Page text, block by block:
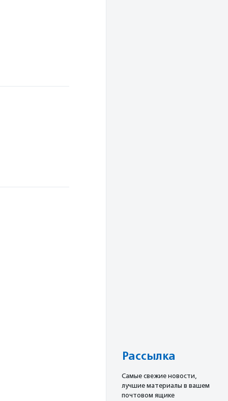
Рассылка
Cамые свежие новости,
лучшие материалы в вашем
почтовом ящике